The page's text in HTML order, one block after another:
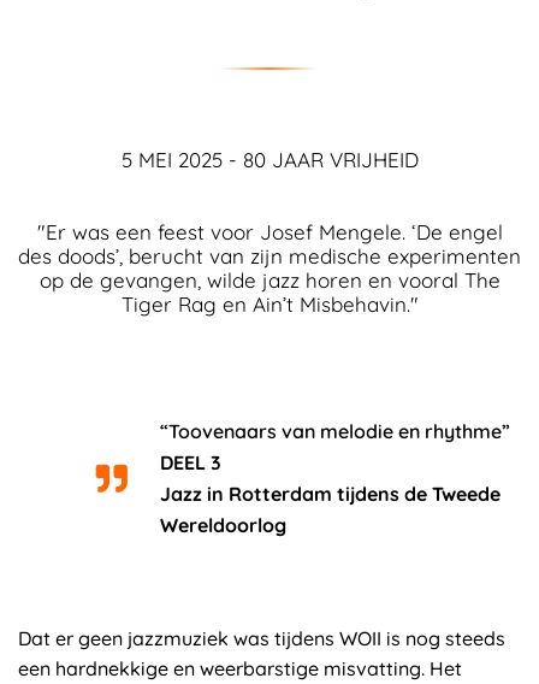
5 MEI 2025 - 80 JAAR VRIJHEID
"Er was een feest voor Josef Mengele. ‘De engel
des doods’, berucht van zijn medische experimenten
op de gevangen, wilde jazz horen en vooral The
Tiger Rag en Ain’t Misbehavin."
“Toovenaars van melodie en rhythme”
DEEL 3
Jazz in Rotterdam tijdens de Tweede
Wereldoorlog
Dat er geen jazzmuziek was tijdens WOII is nog steeds
een hardnekkige en weerbarstige misvatting. Het